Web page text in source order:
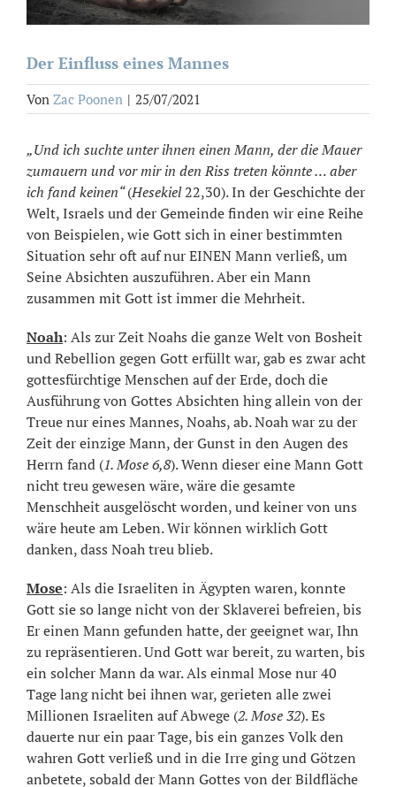
Der Einfluss eines Mannes
Von Zac Poonen | 25/07/2021
„Und ich suchte unter ihnen einen Mann, der die Mauer
zumauern und vor mir in den Riss treten könnte … aber
ich fand keinen“(Hesekiel22,30). In der Geschichte der
Welt, Israels und der Gemeinde finden wir eine Reihe
von Beispielen, wie Gott sich in einer bestimmten
Situation sehr oft auf nur EINEN Mann verließ, um
Seine Absichten auszuführen. Aber ein Mann
zusammen mit Gott ist immer die Mehrheit.
Noah: Als zur Zeit Noahs die ganze Welt von Bosheit
und Rebellion gegen Gott erfüllt war, gab es zwar acht
gottesfürchtige Menschen auf der Erde, doch die
Ausführung von Gottes Absichten hing allein von der
Treue nur eines Mannes, Noahs, ab. Noah war zu der
Zeit der einzige Mann, der Gunst in den Augen des
Herrn fand (1. Mose 6,8). Wenn dieser eine Mann Gott
nicht treu gewesen wäre, wäre die gesamte
Menschheit ausgelöscht worden, und keiner von uns
wäre heute am Leben. Wir können wirklich Gott
danken, dass Noah treu blieb.
Mose: Als die Israeliten in Ägypten waren, konnte
Gott sie so lange nicht von der Sklaverei befreien, bis
Er einen Mann gefunden hatte, der geeignet war, Ihn
zu repräsentieren. Und Gott war bereit, zu warten, bis
ein solcher Mann da war. Als einmal Mose nur 40
Tage lang nicht bei ihnen war, gerieten alle zwei
Millionen Israeliten auf Abwege (2. Mose 32). Es
dauerte nur ein paar Tage, bis ein ganzes Volk den
wahren Gott verließ und in die Irre ging und Götzen
anbetete, sobald der Mann Gottes von der Bildfläche